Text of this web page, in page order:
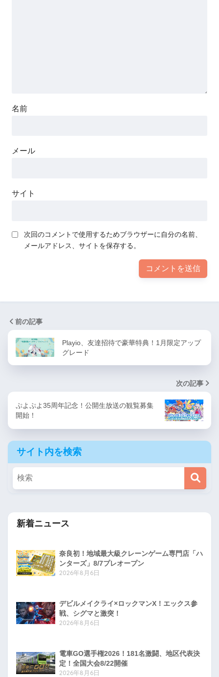
名前
メール
サイト
次回のコメントで使用するためブラウザーに自分の名前、
メールアドレス、サイトを保存する。
前の記事
Playio、友達招待で豪華特典！1月限定アップ
グレード
次の記事
ぷよぷよ35周年記念！公開生放送の観覧募集
開始！
サイト内を検索
新着ニュース
奈良初！地域最大級クレーンゲーム専門店「ハ
ンターズ」8/7プレオープン
2026年8月6日
デビルメイクライ×ロックマンX！エックス参
戦、シグマと激突！
2026年8月6日
電車GO選手権2026！181名激闘、地区代表決
定！全国大会8/22開催
2026年8月6日